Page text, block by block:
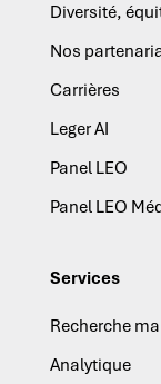
Diversité,
Nos
Carrières
Leger AI
Panel LEO
Panel LEO
Services
Recherche
Analytique